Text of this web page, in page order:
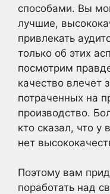
способами. Вы
лучшие,
привлекать
только об этих
посмотрим
качество влечет
потраченных на
производство.
кто сказал, что у
нет
Поэтому вам
поработать над